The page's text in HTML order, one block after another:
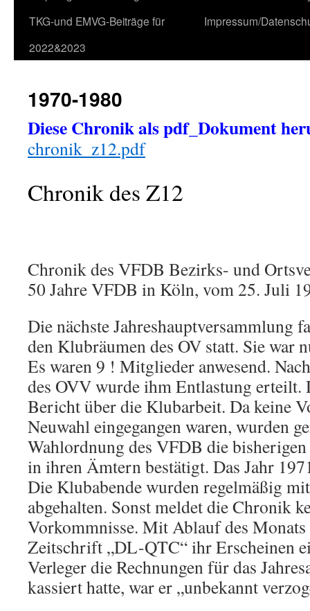
TKG-und EMVG-Beiträge für
2022&2023
Impressum/
1970-1980
Diese Chronik als pdf_Dokument
chronik_z12.pdf
Chronik des Z12
Chronik des VFDB Bezirks- und
50 Jahre VFDB in Köln, vom 25. Juli
Die nächste Jahreshauptversammlung
den Klubräumen des OV statt. Sie war
Es waren 9 ! Mitglieder anwesend.
des OVV wurde ihm Entlastung erteilt.
Bericht über die Klubarbeit. Da keine
Neuwahl eingegangen waren, wurden
Wahlordnung des VFDB die
in ihren Ämtern bestätigt. Das Jahr
Die Klubabende wurden regelmäßig
abgehalten. Sonst meldet die Chronik
Vorkommnisse. Mit Ablauf des
Zeitschrift „DL-QTC“ ihr Erscheinen
Verleger die Rechnungen für das
kassiert hatte, war er „unbekannt